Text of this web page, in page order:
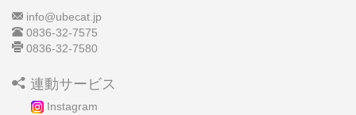
info@ubecat.jp
0836-32-7575
0836-32-7580
連動サービス
Instagram